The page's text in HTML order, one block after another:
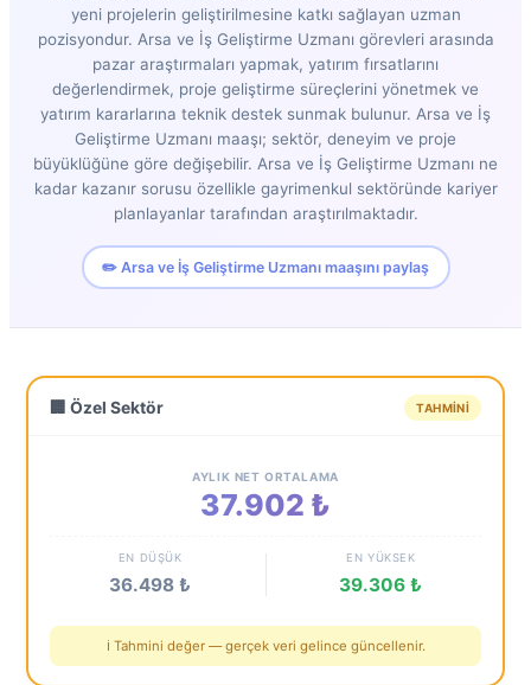
yeni projelerin geliştirilmesine katkı sağlayan uzman
pozisyondur. Arsa ve İş Geliştirme Uzmanı görevleri arasında
pazar araştırmaları yapmak, yatırım fırsatlarını
değerlendirmek, proje geliştirme süreçlerini yönetmek ve
yatırım kararlarına teknik destek sunmak bulunur. Arsa ve İş
Geliştirme Uzmanı maaşı; sektör, deneyim ve proje
büyüklüğüne göre değişebilir. Arsa ve İş Geliştirme Uzmanı ne
kadar kazanır sorusu özellikle gayrimenkul sektöründe kariyer
planlayanlar tarafından araştırılmaktadır.
✏️ Arsa ve İş Geliştirme Uzmanı maaşını paylaş
🏢 Özel Sektör TAHMINI
AYLIK NET ORTALAMA
37.902 ₺
EN DÜŞÜK
36.498 ₺
EN YÜKSEK
39.306 ₺
ℹ️ Tahmini değer — gerçek veri gelince güncellenir.